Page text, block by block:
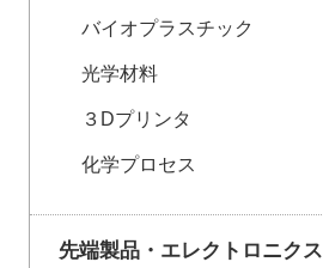
バイオプラスチック
光学材料
３Dプリンタ
化学プロセス
先端製品・エレクトロニクス